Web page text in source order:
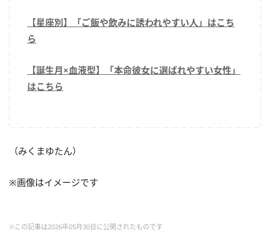
【星座別】「ご飯や飲みに誘われやすい人」はこち
ら
【誕生月×血液型】「本命彼女に選ばれやすい女性」
はこちら
（みくまゆたん）
※画像はイメージです
※この記事は2026年05月30日に公開されたものです